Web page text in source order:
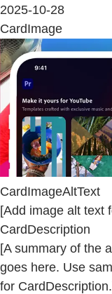
2025-10-28
CardImage
CardImageAltText
[Add image alt text
CardDescription
[A summary of the
goes here. Use
for